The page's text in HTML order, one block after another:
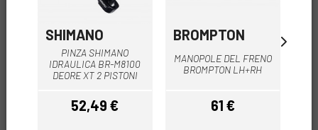
SHIMANO
PINZA SHIMANO
IDRAULICA BR-M8100
DEORE XT 2 PISTONI
Prezzo
52,49 €
BROMPTON
MANOPOLE DEL FRENO
BROMPTON LH+RH
Prezzo
61 €